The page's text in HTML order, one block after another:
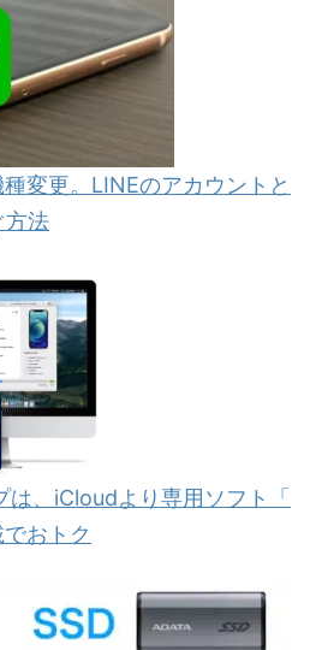
変更。LINEのアカウントと
方法
は、iCloudより専用ソフト「
おトク